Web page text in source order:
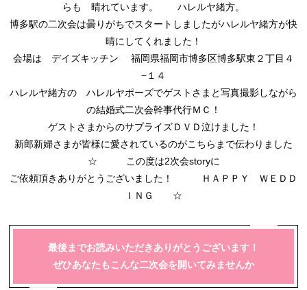
らも 晴れています。 ハレルヤ緒方。
博多駅の二次会は曇りがちでスタートしましたがハレルヤ緒方が快
晴にしてくれました！
会場は デイズキッチン 福岡県福岡市博多区博多駅東２丁目４
−１４
ハレルヤ緒方の ハレルヤポーズでゲストさまと写真撮影しながら
の結婚式二次会幹事代行ＭＣ！
ゲストさまからのサプライズＤＶＤ泣けました！
新郎新婦さまが皆様に愛されているのがこちらまで伝わりました
☆ この度は2次会storyに
ご依頼頂きありがとうございました！ ＨＡＰＰＹ ＷＥＤＤ
ＩＮＧ ☆
最後までお読みいただきありがとうございます！
ぜひあなたもこんな二次会を開いてみませんか